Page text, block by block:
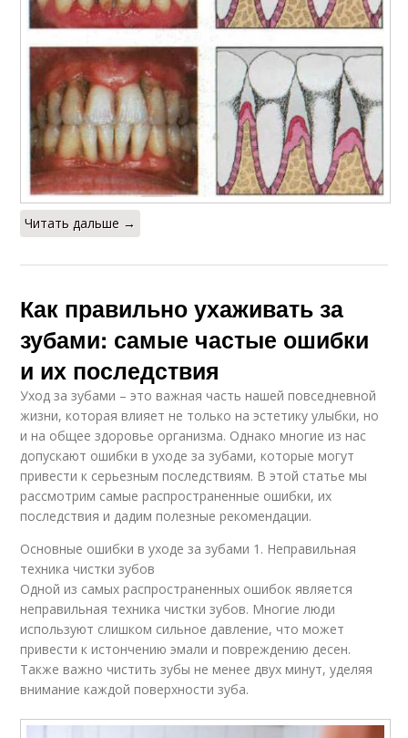
Читать дальше →
Как правильно ухаживать за
зубами: самые частые ошибки
и их последствия
Уход за зубами – это важная часть нашей повседневной
жизни, которая влияет не только на эстетику улыбки, но
и на общее здоровье организма. Однако многие из нас
допускают ошибки в уходе за зубами, которые могут
привести к серьезным последствиям. В этой статье мы
рассмотрим самые распространенные ошибки, их
последствия и дадим полезные рекомендации.
Основные ошибки в уходе за зубами 1. Неправильная
техника чистки зубов
Одной из самых распространенных ошибок является
неправильная техника чистки зубов. Многие люди
используют слишком сильное давление, что может
привести к истончению эмали и повреждению десен.
Также важно чистить зубы не менее двух минут, уделяя
внимание каждой поверхности зуба.